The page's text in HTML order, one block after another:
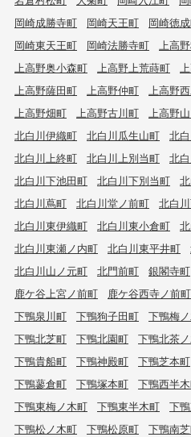
岡崎成勝寺町
岡崎天王町 岡崎徳
岡崎東天王町
岡崎法勝寺町 上高
上高野奥小森町
上高野上荒蒔町
上高野薩田町
上高野仲町 上高野
上高野畑町
上高野古川町 上高野
北白川伊織町
北白川瓜生山町 北
北白川上終町
北白川上別当町 北
北白川下池田町
北白川下別当町
北白川蔦町
北白川堂ノ前町 北白
北白川東伊織町
北白川東小倉町
北白川東瀬ノ内町
北白川東平井町
北白川山ノ元町
北門前町 銀閣寺町
鹿ケ谷上宮ノ前町
鹿ケ谷西寺ノ前町
下鴨泉川町
下鴨狗子田町 下鴨梅
下鴨北芝町
下鴨北園町 下鴨北茶
下鴨貴船町
下鴨神殿町 下鴨芝本町
下鴨蓼倉町
下鴨塚本町 下鴨西半
下鴨東梅ノ木町
下鴨東半木町 下
下鴨松ノ木町
下鴨松原町 下鴨南